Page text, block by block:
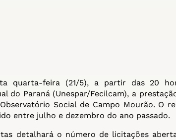
quarta-feira (21/5), a partir das 20
do Paraná (Unespar/Fecilcam), a
Social de Campo Mourão. O
entre julho e dezembro do ano passado.
detalhará o número de licitações